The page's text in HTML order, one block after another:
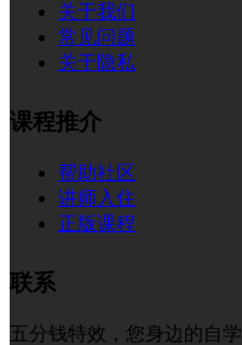
关于我们
常见问题
关于隐私
课程推介
帮助社区
讲师入住
正版课程
联系
五分钱特效，您身边的自学